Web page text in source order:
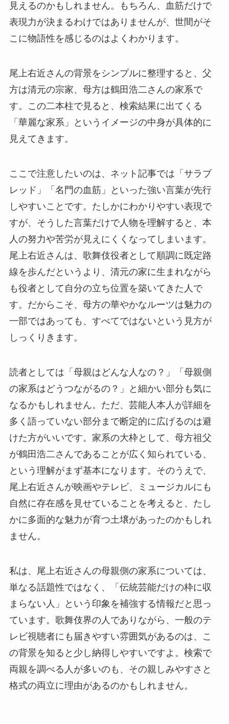
見えるのかもしれません。もちろん、血筋だけで
表現力が決まるわけではありませんが、世間がそ
こに物語性を感じるのはよくわかります。
尾上右近さんの背景をシンプルに整理すると、父
方は清元の宗家、母方は鶴田浩二さんの家系で
す。この二本柱で見ると、検索結果に出てくる
「華麗な家系」というイメージの中身が具体的に
見えてきます。
ここで注意したいのは、ネット記事では「サラブ
レッド」「名門の血筋」といった強い言葉が先行
しやすいことです。たしかにわかりやすい表現で
すが、そうした言葉だけで人物を理解すると、本
人の努力や苦労が見えにくくなってしまいます。
尾上右近さんは、歌舞伎役者として順調に既定路
線を歩んだというより、清元の家に生まれながら
も役者として自分の立ち位置を築いてきた人で
す。だからこそ、母方の華やかなルーツは魅力の
一部ではあっても、すべてではないという見方が
しっくりきます。
読者としては「母親はどんな人なの？」「母親側
の家系はどうつながるの？」と細かい部分も気に
なるかもしれません。ただ、芸能人本人が詳細を
多く語っていない部分まで断定的に広げるのは避
けた方がいいです。家系の大枠として、母方祖父
が鶴田浩二さんであることが広く知られている、
という理解がまず基本になります。そのうえで、
尾上右近さんが映画やテレビ、ミュージカルにも
自然に存在感を見せていることを考えると、たし
かに多面的な魅力が育つ土壌があったのかもしれ
ません。
私は、尾上右近さんの母親側の家系については、
単なる話題性ではなく、「伝統芸能だけの枠に収
まらない人」という印象を補強する情報だと思っ
ています。歌舞伎界の人でありながら、一般のテ
レビ視聴者にも届きやすい雰囲気があるのは、こ
の背景を知ると少し納得しやすいですよ。検索で
両親を調べる人が多いのも、その親しみやすさと
格式の両立に理由があるのかもしれません。